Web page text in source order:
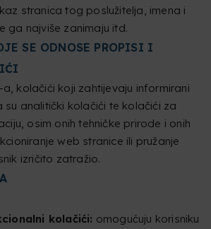
stranica tog poslužitelja, imena i
ga najviše zanimaju itd.
SE ODNOSE PROPISI I
a, kolačići koji zahtijevaju informirani
su analitički kolačići te kolačići za
osim onih tehničke prirode i onih
web stranice ili pružanje
izričito zatražio.
kolačići: omogućuju korisniku